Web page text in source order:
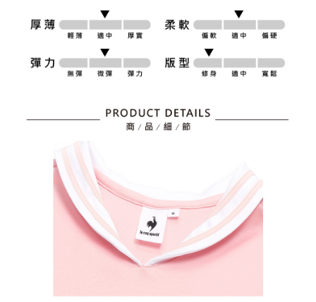
てAFTEEにご提供いただく、またはAFTEEにあなたの個人情報の収集、処
理、利用を許可することににご同意いただけない場合は、当サービスを選